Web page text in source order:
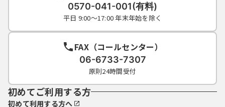
0570-041-001(有料)
平日 9:00～17:00 年末年始を除く
FAX（コールセンター）
06-6733-7307
原則24時間受付
初めてご利用する方
初めて利用する方へ